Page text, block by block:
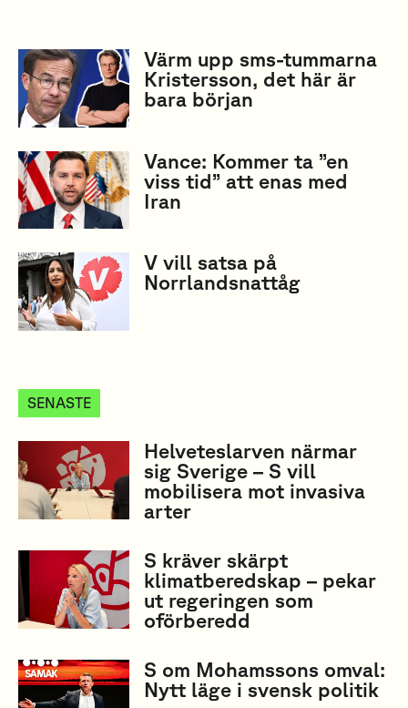
Värm upp sms-tummarna
Kristersson, det här är
bara början
Vance: Kommer ta ”en
viss tid” att enas med
Iran
V vill satsa på
Norrlandsnattåg
SENASTE
Helveteslarven närmar
sig Sverige – S vill
mobilisera mot invasiva
arter
S kräver skärpt
klimatberedskap – pekar
ut regeringen som
oförberedd
S om Mohamssons omval:
Nytt läge i svensk politik